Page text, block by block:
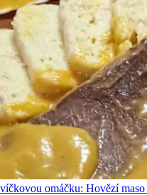
omáčku: Hovězí maso